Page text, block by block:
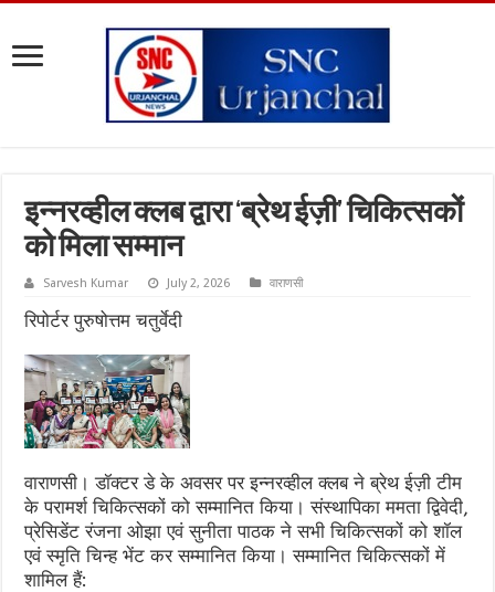
इन्नरव्हील क्लब द्वारा ‘ब्रेथ ईज़ी’ चिकित्सकों
को मिला सम्मान
Sarvesh Kumar July 2, 2026 वाराणसी
रिपोर्टर पुरुषोत्तम चतुर्वेदी
वाराणसी। डॉक्टर डे के अवसर पर इन्नरव्हील क्लब ने ब्रेथ ईज़ी टीम
के परामर्श चिकित्सकों को सम्मानित किया। संस्थापिका ममता द्विवेदी,
प्रेसिडेंट रंजना ओझा एवं सुनीता पाठक ने सभी चिकित्सकों को शॉल
एवं स्मृति चिन्ह भेंट कर सम्मानित किया। सम्मानित चिकित्सकों में
शामिल हैं: